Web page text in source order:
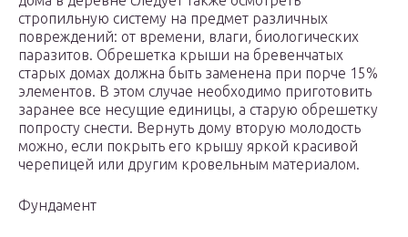
стропильную систему на предмет различных
повреждений: от времени, влаги, биологических
паразитов. Обрешетка крыши на бревенчатых
старых домах должна быть заменена при порче 15%
элементов. В этом случае необходимо приготовить
заранее все несущие единицы, а старую обрешетку
попросту снести. Вернуть дому вторую молодость
можно, если покрыть его крышу яркой красивой
черепицей или другим кровельным материалом.
Фундамент